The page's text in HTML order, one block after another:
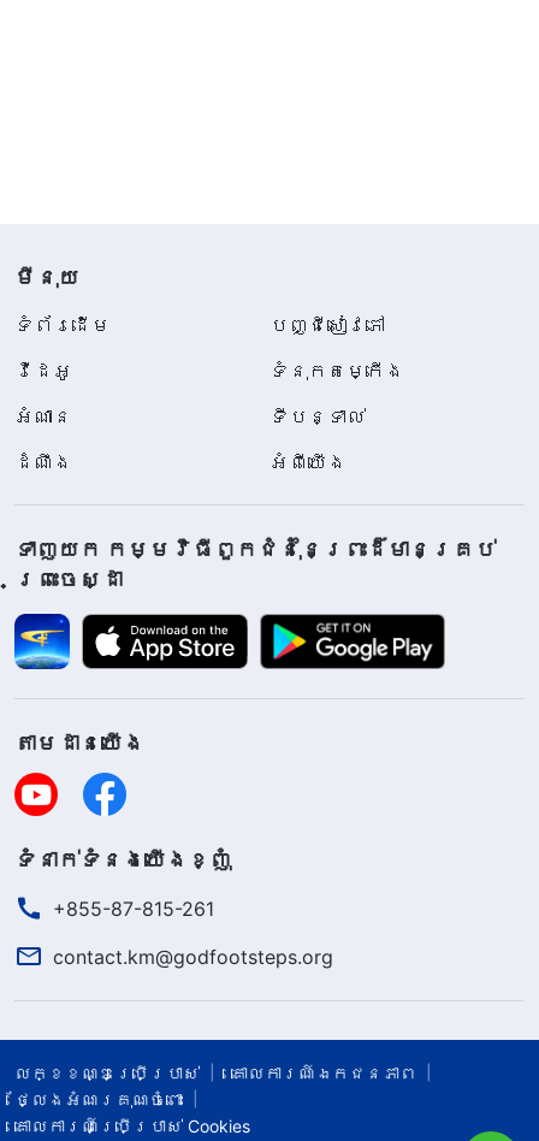
មីនុយ
ទំព័រ​ដើម
បញ្ជីសៀវភៅ
វីដេអូ
ទំនុកតម្កើង
អំណាន
ទីបន្ទាល់
ដំណឹង
អំពីយើង
ទាញយក កម្មវិធីពួកជំនុំនៃព្រះដ៏មានគ្រប់
ព្រះចេស្ដា
តាម​ដាន​យើង​
ទំនាក់​ទំនង​យើង​ខ្ញុំ
+855-87-815-261
contact.km@godfootsteps.org
លក្ខខណ្ឌ​ប្រើប្រាស់​
គោលការណ៍ឯកជនភាព
ថ្លែងអំណរគុណចំពោះ
គោលការណ៍ប្រើប្រាស់ Cookies